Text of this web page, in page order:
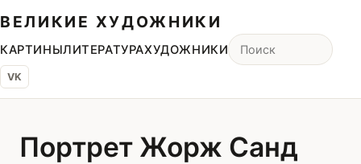
ВЕЛИКИЕ ХУДОЖНИКИ
КАРТИНЫЛИТЕРАТУРАХУДОЖНИКИ
VK
Портрет Жорж Санд